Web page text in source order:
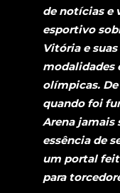
de notícias e
esportivo
Vitória e
modalidades
olímpicas.
quando foi
Arena jamais
essência de
um portal
para